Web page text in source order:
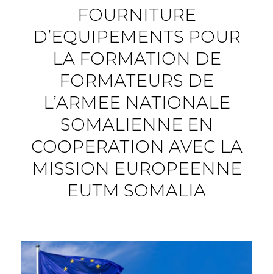
FOURNITURE
D’EQUIPEMENTS POUR
LA FORMATION DE
FORMATEURS DE
L’ARMEE NATIONALE
SOMALIENNE EN
COOPERATION AVEC LA
MISSION EUROPEENNE
EUTM SOMALIA